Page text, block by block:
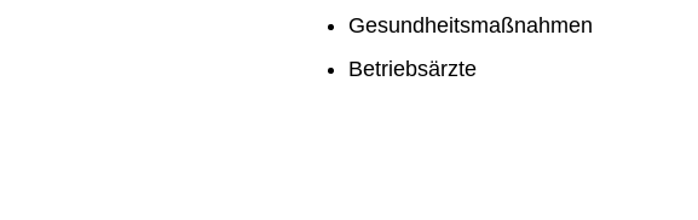
Gesundheitsmaßnahmen
Betriebsärzte